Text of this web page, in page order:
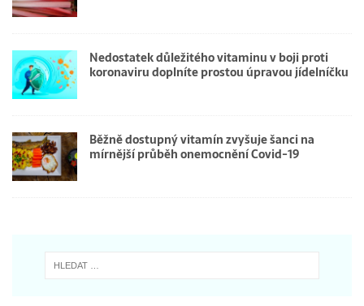
Nedostatek důležitého vitaminu v boji proti
koronaviru doplníte prostou úpravou jídelníčku
Běžně dostupný vitamín zvyšuje šanci na
mírnější průběh onemocnění Covid-19